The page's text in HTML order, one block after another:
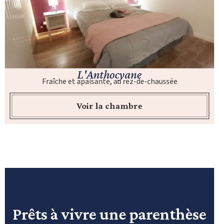
L'Anthocyane
Fraîche et apaisante, au rez-de-chaussée
Voir la chambre
Prêts à vivre une parenthèse